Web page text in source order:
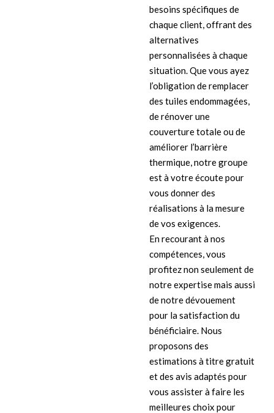
besoins spécifiques de
chaque client, offrant des
alternatives
personnalisées à chaque
situation. Que vous ayez
l’obligation de remplacer
des tuiles endommagées,
de rénover une
couverture totale ou de
améliorer l’barrière
thermique, notre groupe
est à votre écoute pour
vous donner des
réalisations à la mesure
de vos exigences.
En recourant à nos
compétences, vous
profitez non seulement de
notre expertise mais aussi
de notre dévouement
pour la satisfaction du
bénéficiaire. Nous
proposons des
estimations à titre gratuit
et des avis adaptés pour
vous assister à faire les
meilleures choix pour